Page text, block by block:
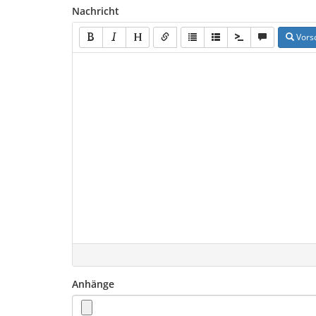
Nachricht
Anhänge